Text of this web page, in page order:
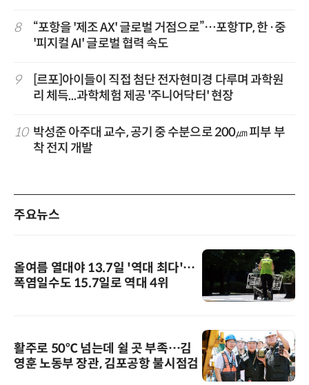
8
“포항을 '제조 AX' 글로벌 거점으로”…포항TP, 한·중
'피지컬 AI' 글로벌 협력 속도
9
[르포]아이들이 직접 첨단 전자현미경 다루며 과학원
리 체득...과학체험 제공 '주니어닥터' 현장
10 박성준 아주대 교수, 공기 중 수분으로 200㎛ 피부 부
착 전지 개발
주요뉴스
올여름 열대야 13.7일 '역대 최다'…
폭염일수도 15.7일로 역대 4위
활주로 50℃ 넘는데 쉴 곳 부족…김
영훈 노동부 장관, 김포공항 불시점검